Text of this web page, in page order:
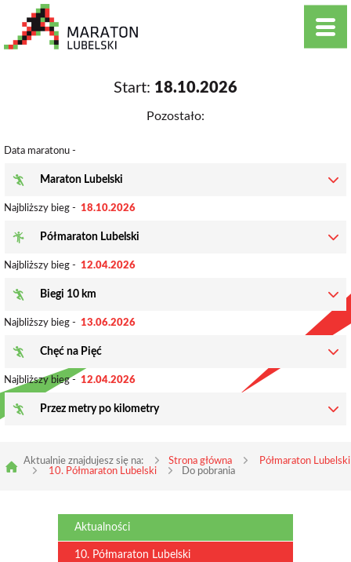
Start: 18.10.2026
Pozostało:
Data maratonu -
Maraton Lubelski
Najbliższy bieg - 18.10.2026
Półmaraton Lubelski
Najbliższy bieg - 12.04.2026
Biegi 10 km
Najbliższy bieg - 13.06.2026
Chęć na Pięć
Najbliższy bieg - 12.04.2026
Przez metry po kilometry
Aktualnie znajdujesz się na: Strona główna
Półmaraton Lubelski
10. Półmaraton Lubelski
Do pobrania
Aktualności
10. Półmaraton Lubelski